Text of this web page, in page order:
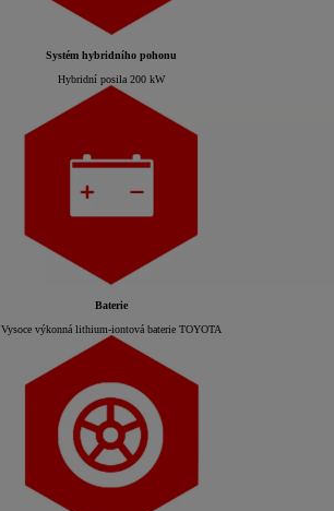
Systém hybridního pohonu
Hybridní posila 200 kW
Baterie
Vysoce výkonná lithium-iontová baterie TOYOTA